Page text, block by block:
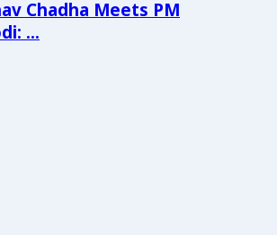
Chadha Meets PM
...